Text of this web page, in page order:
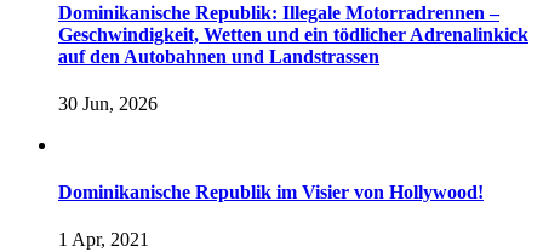
Dominikanische Republik: Illegale Motorradrennen –
Geschwindigkeit, Wetten und ein tödlicher Adrenalinkick
auf den Autobahnen und Landstrassen
30 Jun, 2026
Dominikanische Republik im Visier von Hollywood!
1 Apr, 2021